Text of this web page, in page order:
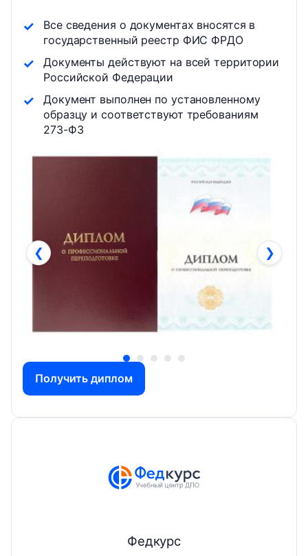
Все сведения о документах вносятся в
государственный реестр ФИС ФРДО
Документы действуют на всей территории
Российской Федерации
Документ выполнен по установленному
образцу и соответствуют требованиям
273-ФЗ
❮ ❯
Получить диплом
Федкурс